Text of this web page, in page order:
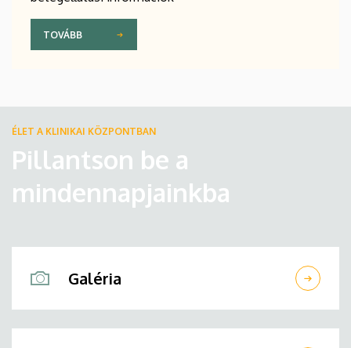
TOVÁBB
ÉLET A KLINIKAI KÖZPONTBAN
Pillantson be a
mindennapjainkba
Galéria